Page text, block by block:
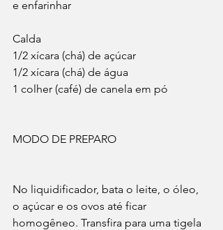
e enfarinhar
Calda
1/2 xícara (chá) de açúcar
1/2 xícara (chá) de água
1 colher (café) de canela em pó
MODO DE PREPARO
No liquidificador, bata o leite, o óleo,
o açúcar e os ovos até ficar
homogêneo. Transfira para uma tigela